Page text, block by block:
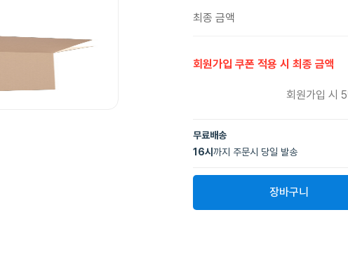
최종 금액
회원가입 쿠폰 적용 시 최종 금액
회원가입 시
무료배송
16시 까지 주문시 당일 발송
장바구니